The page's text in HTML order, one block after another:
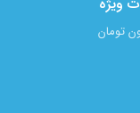
تومان